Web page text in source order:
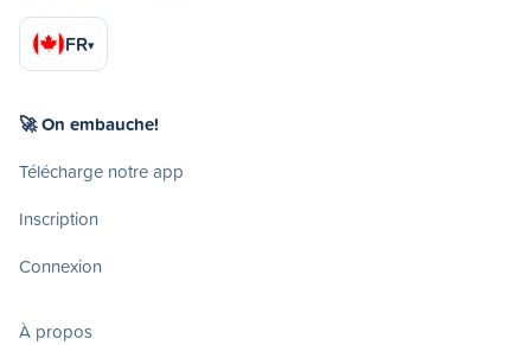
FR▾
🚀 On embauche!
Télécharge notre app
Inscription
Connexion
À propos